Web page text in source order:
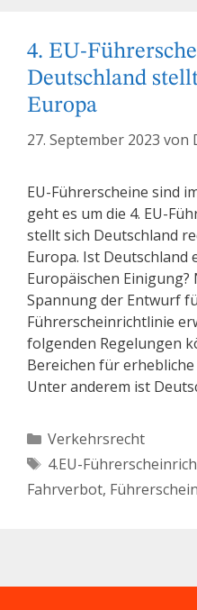
4. EU-
Deutschland
Europa
27. September 2023 von
EU-Führerscheine sind
geht es um die 4. EU-
stellt sich Deutschland
Europa. Ist Deutschland
Europäischen
Spannung der Entwurf
Führerscheinrichtlinie
folgenden Regelungen
Bereichen für
Unter anderem ist
Kategorien
Verkehrsrecht
Schlagwörter
4.EU-
Fahrverbot, Führerschein